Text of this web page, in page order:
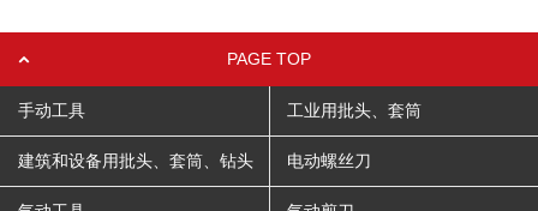
PAGE TOP
手动工具 工业用批头、套筒
建筑和设备用批头、套筒、钻头 电动螺丝刀